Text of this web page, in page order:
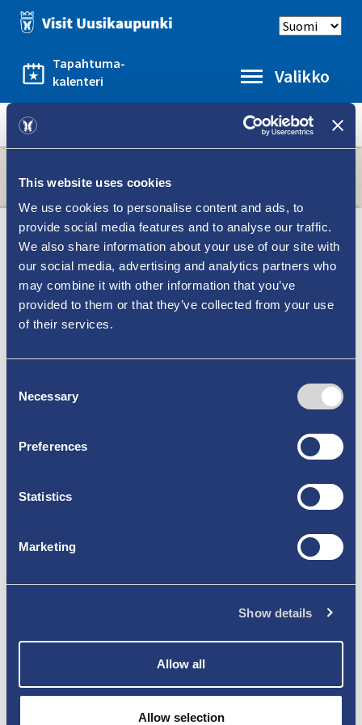
This website uses cookies
We use cookies to personalise content and ads, to
provide social media features and to analyse our traffic.
We also share information about your use of our site with
our social media, advertising and analytics partners who
may combine it with other information that you’ve
provided to them or that they’ve collected from your use
of their services.
Selection
Necessary
Preferences
Statistics
Marketing
Show details
Allow all
Allow selection
Hyppää
pääsisältöön
Tapahtuma-
kalenteri
Select
Valikko
Category
menu
Valitse kategoria
Etusivu
Categories
Näe ja koe
Meri ja luonto
Majoitu
Hyvä tietää
Tietoa matkailijoille
Ajankohtaista
Evästekäytäntö